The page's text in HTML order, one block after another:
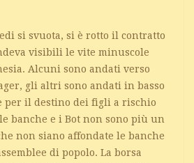
si svuota, si è rotto il contratto
visibili le vite minuscole
Alcuni sono andati verso
gli altri sono andati in basso
per il destino dei figli a rischio
banche e i Bot non sono più un
non siano affondate le banche
di popolo. La borsa